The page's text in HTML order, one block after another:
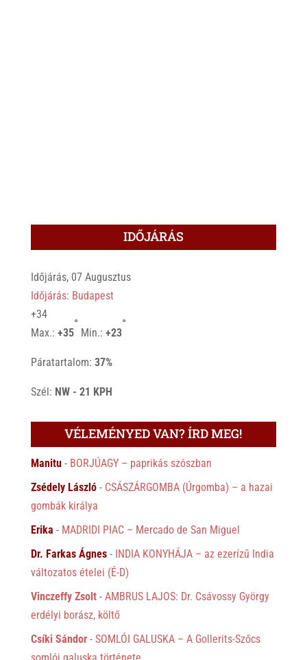
IDŐJÁRÁS
Időjárás, 07 Augusztus
Időjárás: Budapest
+34
Max.: +35
°
Min.: +23
°
Páratartalom: 37%
Szél: NW - 21 KPH
VÉLEMÉNYED VAN? ÍRD MEG!
Manitu- BORJÚAGY – paprikás szószban
Zsédely László- CSÁSZÁRGOMBA (Úrgomba) – a hazai
gombák királya
Erika - MADRIDI PIAC – Mercado de San Miguel
Dr. Farkas Ágnes- INDIA KONYHÁJA – az ezerízű India
változatos ételei (É-D)
Vinczeffy Zsolt- AMBRUS LAJOS: Dr. Csávossy György
erdélyi borász, költő
Csíki Sándor- SOMLÓI GALUSKA – A Gollerits-Szőcs
somlói galuska története